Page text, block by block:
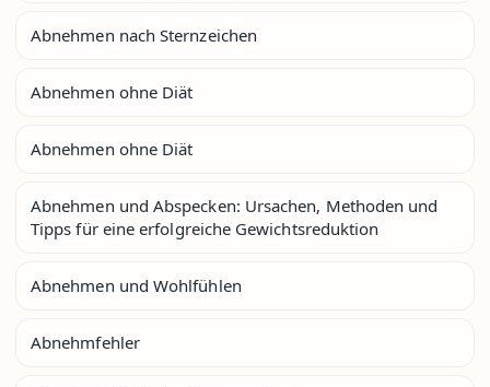
Abnehmen nach Sternzeichen
Abnehmen ohne Diät
Abnehmen ohne Diät
Abnehmen und Abspecken: Ursachen, Methoden und
Tipps für eine erfolgreiche Gewichtsreduktion
Abnehmen und Wohlfühlen
Abnehmfehler